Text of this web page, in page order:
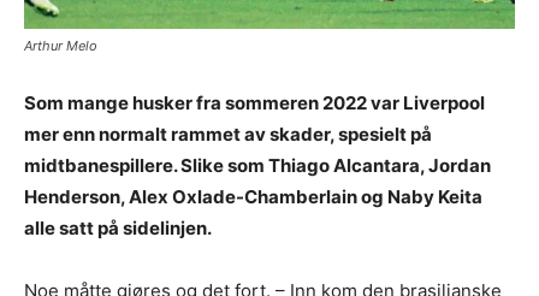
Arthur Melo
Som mange husker fra sommeren 2022 var Liverpool
mer enn normalt rammet av skader, spesielt på
midtbanespillere. Slike som Thiago Alcantara, Jordan
Henderson, Alex Oxlade-Chamberlain og Naby Keita
alle satt på sidelinjen.
Noe måtte gjøres og det fort. – Inn kom den brasilianske